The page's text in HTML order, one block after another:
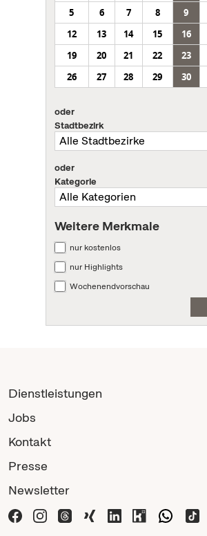
5
6 7 8 9
12
13 14 15 16
19
20 21 22 23
26
27 28 29 30
oder
Stadtbezirk
oder
Kategorie
Weitere Merkmale
nur kostenlos
nur Highlights
Wochenendvorschau
Dienstleistungen
Jobs
Kontakt
Presse
Newsletter